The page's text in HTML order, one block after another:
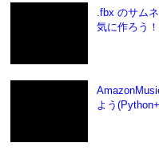
.fbx のサム
気に作ろう！
よう